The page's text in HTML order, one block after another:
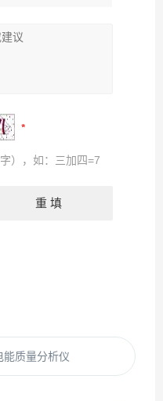
），如：三加四=7
能质量分析仪